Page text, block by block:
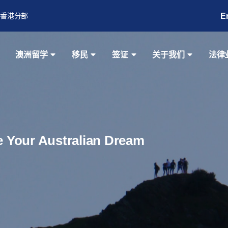
香港分部
澳洲留学 移民 签证 关于我们 法律
Your Australian Dream